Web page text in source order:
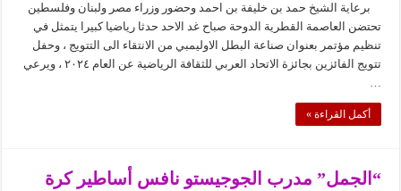
نجوم
الثقافة
الرياضية
العربية
للعام
٢٠٢٤
برعاية الشيخ حمد بن خليفة بن احمد وحضور وزراء مصر ولبنان وفلسطين
تحتضن العاصمة القطرية الدوحة صباح غد الاحد حدثا رياضيا كبيرا يتمثل في
تنظيم مؤتمر بعنوان صناعة البطل الاوليمبي من الانتقاء الى التتويج ، وحفل
تتويج الفائزين بجائزة الاتحاد العربي للثقافة الرياضية عن العام ٢٠٢٤ ، ويرعي
…
أكمل القراءة »
“الجمل” مدرب الجوجيستو نافس أساطير كرة